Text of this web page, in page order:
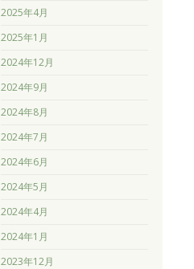
2025年4月
2025年1月
2024年12月
2024年9月
2024年8月
2024年7月
2024年6月
2024年5月
2024年4月
2024年1月
2023年12月